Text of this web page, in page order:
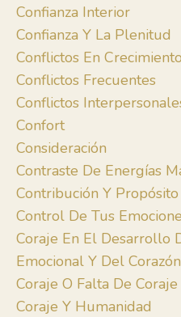
Confianza Interior
Confianza Y La Plenitud
Conflictos En Crecimiento
Conflictos Frecuentes
Conflictos
Confort
Consideración
Contraste De Energías
Contribución Y Propósito
Control De Tus
Coraje En El Desarrollo
Emocional Y Del Corazón
Coraje O Falta De Coraje
Coraje Y Humanidad